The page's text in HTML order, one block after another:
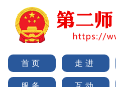
首页 走进